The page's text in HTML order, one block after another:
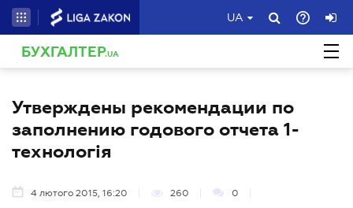
UA
БУХГАЛТЕР.UA
Утверждены рекомендации по
заполнению годового отчета 1-
технологія
4 лютого 2015, 16:20 260 0